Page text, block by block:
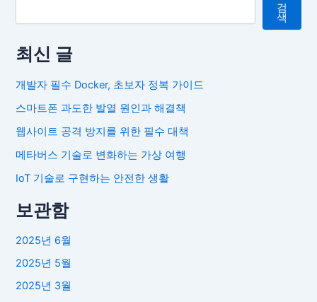
검
색
최신 글
개발자 필수 Docker, 초보자 정복 가이드
스마트폰 과도한 발열 원인과 해결책
웹사이트 공격 방지를 위한 필수 대책
메타버스 기술로 변화하는 가상 여행
IoT 기술로 구현하는 안전한 생활
보관함
2025년 6월
2025년 5월
2025년 3월